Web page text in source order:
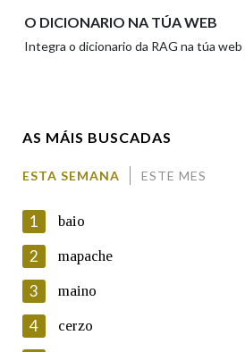
En cumprimento da normativa vixente en
Protección de Datos de Carácter Persoal,
Galega informa a aqueles usuarios que
O DICIONARIO NA TÚA WEB
Integra o dicionario da RAG na túa web
AS MÁIS BUSCADAS
ESTA SEMANA ESTE MES
1 baio
2 mapache
3 maino
4 cerzo